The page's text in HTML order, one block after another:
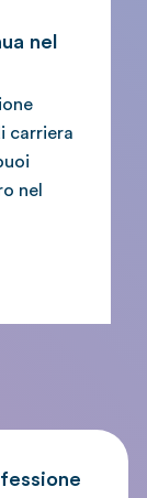
nel
carriera
nel